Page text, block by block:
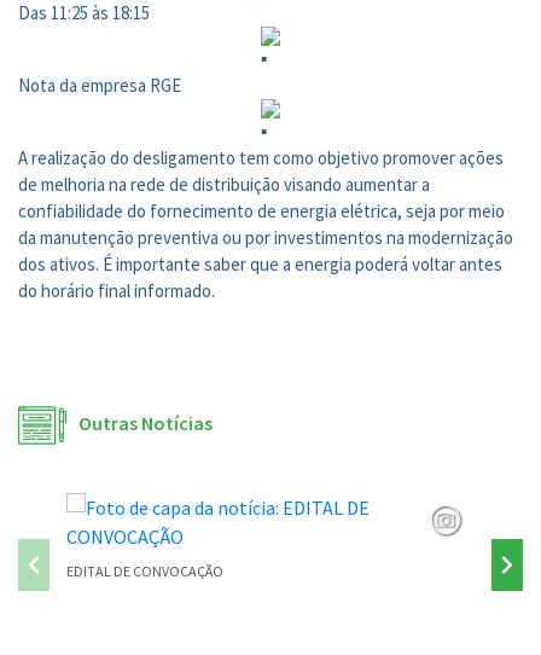
Das 11:25 às 18:15
Nota da empresa RGE
A realização do desligamento tem como objetivo promover ações
de melhoria na rede de distribuição visando aumentar a
confiabilidade do fornecimento de energia elétrica, seja por meio
da manutenção preventiva ou por investimentos na modernização
dos ativos. É importante saber que a energia poderá voltar antes
do horário final informado.
Outras Notícias
EDITAL DE CONVOCAÇÃO PONTE